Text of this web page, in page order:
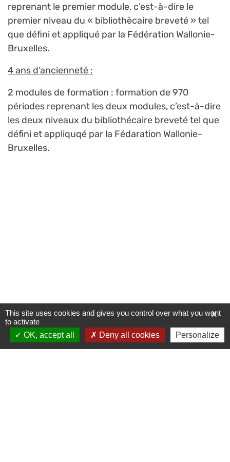
reprenant le premier module, c’est-à-dire le
premier niveau du « bibliothècaire breveté » tel
que défini et appliqué par la Fédération Wallonie-
Bruxelles.
4 ans d’ancienneté :
2 modules de formation : formation de 970
périodes reprenant les deux modules, c’est-à-dire
les deux niveaux du bibliothécaire breveté tel que
défini et appliquqé par la Fédaration Wallonie-
Bruxelles.
X
This site uses cookies and gives you control over what you want
to activate
OK, accept all
Deny all cookies Personalize